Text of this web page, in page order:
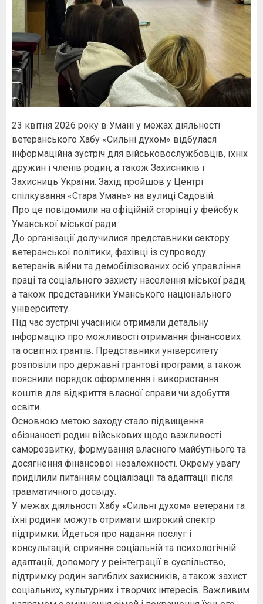
23 квітня 2026 року в Умані у межах діяльності
ветеранського Хабу «Сильні духом» відбулася
інформаційна зустріч для військовослужбовців, їхніх
дружин і членів родин, а також Захисників і
Захисниць України. Захід пройшов у Центрі
спілкування «Стара Умань» на вулиці Садовій.
Про це повідомили на офіційній сторінці у фейсбук
Уманської міської ради.
До організації долучилися представники сектору
ветеранської політики, фахівці із супроводу
ветеранів війни та демобілізованих осіб управління
праці та соціального захисту населення міської ради,
а також представники Уманського національного
університету.
Під час зустрічі учасники отримали детальну
інформацію про можливості отримання фінансових
та освітніх грантів. Представники університету
розповіли про державні грантові програми, а також
пояснили порядок оформлення і використання
коштів для відкриття власної справи чи здобуття
освіти.
Основною метою заходу стало підвищення
обізнаності родин військових щодо важливості
саморозвитку, формування власного майбутнього та
досягнення фінансової незалежності. Окрему увагу
приділили питанням соціалізації та адаптації після
травматичного досвіду.
У межах діяльності Хабу «Сильні духом» ветерани та
їхні родини можуть отримати широкий спектр
підтримки. Йдеться про надання послуг і
консультацій, сприяння соціальній та психологічній
адаптації, допомогу у реінтеграції в суспільство,
підтримку родин загиблих захисників, а також захист
соціальних, культурних і творчих інтересів. Важливим